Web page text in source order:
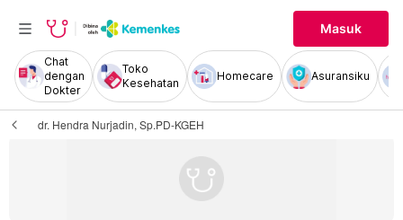
Masuk
Chat
dengan
Dokter
Toko
Kesehatan
Homecare Asuransiku
dr. Hendra Nurjadin, Sp.PD-KGEH